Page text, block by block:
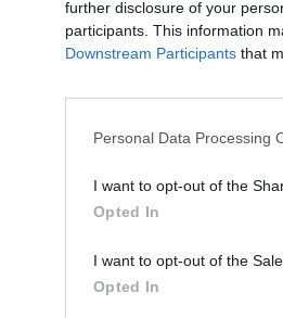
further disclosure of your
participants. This information
Downstream Participants that
Personal Data Processing
I want to opt-out of the
Opted In
I want to opt-out of the
Opted In
Greendex szemle